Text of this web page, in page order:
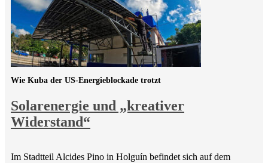
Solarenergie und „kreativer
Widerstand“
Wie Kuba der US-Energieblockade trotzt
Im Stadtteil Alcides Pino in Holguín befindet sich auf dem